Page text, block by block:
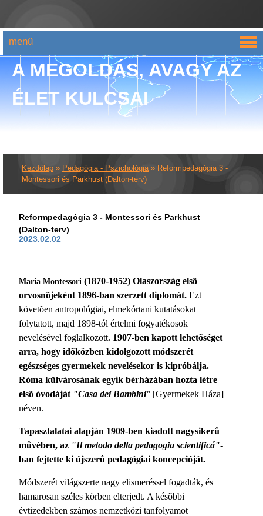
A MEGOLDÁS, AVAGY AZ
ÉLET KULCSAI
Kezdőlap » Pedagógia - Pszichológia» Reformpedagógia 3 -
Montessori és Parkhust (Dalton-terv)
Reformpedagógia 3 - Montessori és Parkhust
(Dalton-terv)
2023.02.02
Maria Montessori (1870-1952) Olaszország elsõ
orvosnõjeként 1896-ban szerzett diplomát. Ezt
követõen antropológiai, elmekórtani kutatásokat
folytatott, majd 1898-tól értelmi fogyatékosok
nevelésével foglalkozott. 1907-ben kapott lehetõséget
arra, hogy idõközben kidolgozott módszerét
egészséges gyermekek nevelésekor is kipróbálja.
Róma külvárosának egyik bérházában hozta létre
elsõ óvodáját "Casa dei Bambini" [Gyermekek Háza]
néven.
Tapasztalatai alapján 1909-ben kiadott nagysikerû
mûvében, az "Il metodo della pedagogia scientificá"-
ban fejtette ki újszerû pedagógiai koncepcióját.
Módszerét világszerte nagy elismeréssel fogadták, és
hamarosan széles körben elterjedt. A késõbbi
évtizedekben számos nemzetközi tanfolyamot
menü